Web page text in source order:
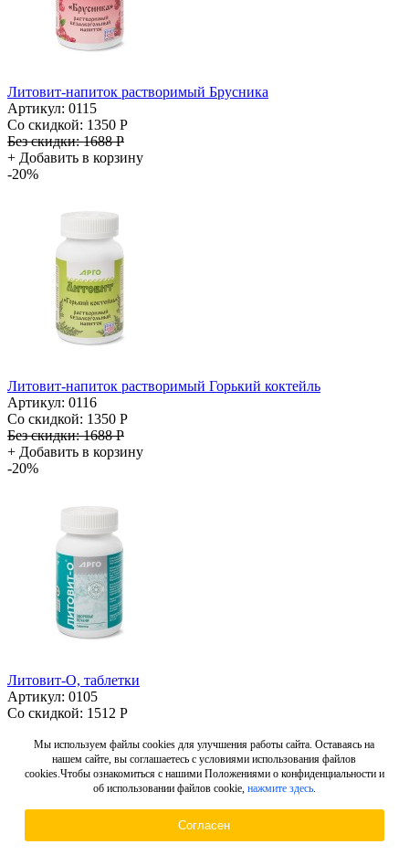
Литовит-напиток растворимый Брусника
Артикул: 0115
Со скидкой: 1350 Р
Без скидки:1688 Р
+ Добавить в корзину
-20%
Литовит-напиток растворимый Горький коктейль
Артикул: 0116
Со скидкой: 1350 Р
Без скидки:1688 Р
+ Добавить в корзину
-20%
Литовит-О, таблетки
Артикул: 0105
Со скидкой: 1512 Р
Добавить в корзину
Мы используем файлы cookies для улучшения работы сайта. Оставаясь на
нашем сайте, вы соглашаетесь с условиями использования файлов
cookies.Чтобы ознакомиться с нашими Положениями о конфиденциальности и
об использовании файлов cookie, нажмите здесь.
Согласен